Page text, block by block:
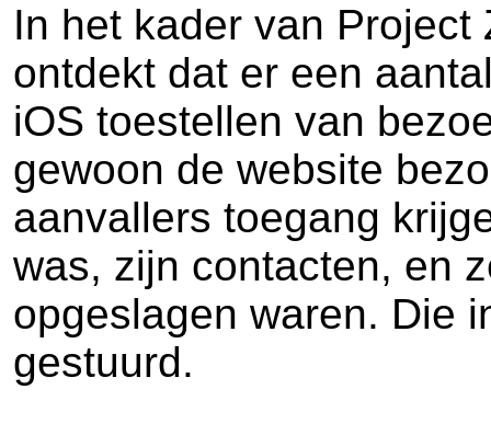
In het kader van
ontdekt dat er een
iOS toestellen van
gewoon de website
aanvallers toegang
was, zijn contacten, en
opgeslagen waren. Die
gestuurd.